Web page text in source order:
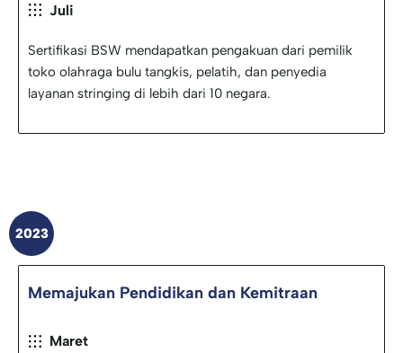
Juli
Sertifikasi BSW mendapatkan pengakuan dari pemilik
toko olahraga bulu tangkis, pelatih, dan penyedia
layanan stringing di lebih dari 10 negara.
2023
Memajukan Pendidikan dan Kemitraan
Maret